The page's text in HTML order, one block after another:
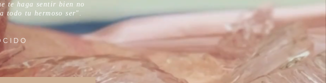
te haga sentir bien no
todo tu hermoso ser".